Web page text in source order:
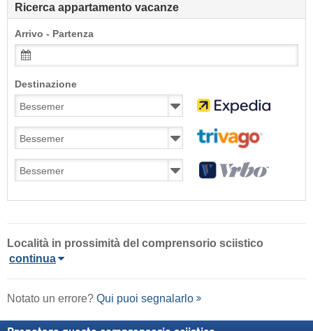
Ricerca appartamento vacanze
Arrivo - Partenza
Destinazione
Località in prossimità del comprensorio sciistico
continua
Notato un errore? Qui puoi segnalarlo